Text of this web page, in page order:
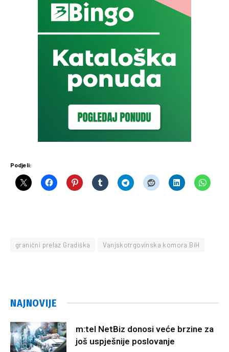
Podjeli:
granični prelaz Gradiška Vanjskotrgovinska komora BiH
NAJNOVIJE
m:tel NetBiz donosi veće brzine za
još uspješnije poslovanje